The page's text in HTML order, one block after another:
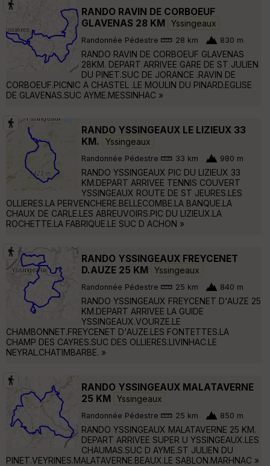
RANDO RAVIN DE CORBOEUF
GLAVENAS 28 KM
Yssingeaux
Randonnée Pédestre 28 km 830 m
RANDO RAVIN DE CORBOEUF GLAVENAS
28KM. DEPART ARRIVEE GARE DE ST JULIEN
DU PINET.SUC DE JORANCE .RAVIN DE
CORBOEUF.PICNIC A CHASTEL .LE MOULIN DU PINARD.EGLISE
DE GLAVENAS.SUC AYME.MESSINHAC »
RANDO YSSINGEAUX LE LIZIEUX 33
KM.
Yssingeaux
Randonnée Pédestre 33 km 980 m
RANDO YSSINGEAUX PIC DU LIZIEUX 33
KM.DEPART ARRIVEE TENNIS COUVERT
YSSINGEAUX ROUTE DE ST JEURES.LES
OLLIERES.LA PERVENCHERE.BELLECOMBE.LA BANQUE.LA
CHAUX DE CARLE.LES ABREUVOIRS.PIC DU LIZIEUX.LA
ROCHETTE.LA FABRIQUE.LE SUC D ACHON »
RANDO YSSINGEAUX FREYCENET
D.AUZE 25 KM
Yssingeaux
Randonnée Pédestre 25 km 840 m
RANDO YSSINGEAUX FREYCENET D'AUZE 25
KM.DEPART ARRIVEE LA GUIDE
YSSINGEAUX.VOURZE.LE
CHAMBONNET.FREYCENET D'AUZE.LES FONTETTES.LA
CHAMP DES CAYRES.SUC DES OLLIERES.LIVINHAC.LE
NEYRAL.CHATIMBARBE. »
RANDO YSSINGEAUX MALATAVERNE
25 KM
Yssingeaux
Randonnée Pédestre 25 km 850 m
RANDO YSSINGEAUX MALATAVERNE 25 KM.
DEPART ARRIVEE SUPER U YSSINGEAUX.LES
CHAUMAS.SUC D AYME.ST JULIEN DU
PINET.VEYRINES.MALATAVERNE.BEAUX.LE SABLON.MARHNAC »